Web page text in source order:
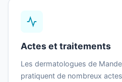
Actes et traitements
Les dermatologues de
pratiquent de nombreux